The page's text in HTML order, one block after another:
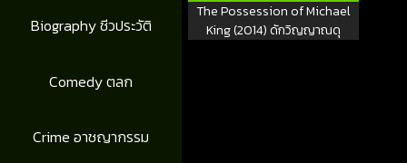
Biography ชีวประวัติ
Comedy ตลก
Crime อาชญากรรม
The Possession of Michael
King (2014) ดักวิญญาณดุ